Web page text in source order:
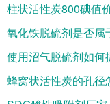
柱状活性炭800碘值价
氧化铁脱硫剂是否属
使用沼气脱硫剂如何
蜂窝状活性炭的孔径